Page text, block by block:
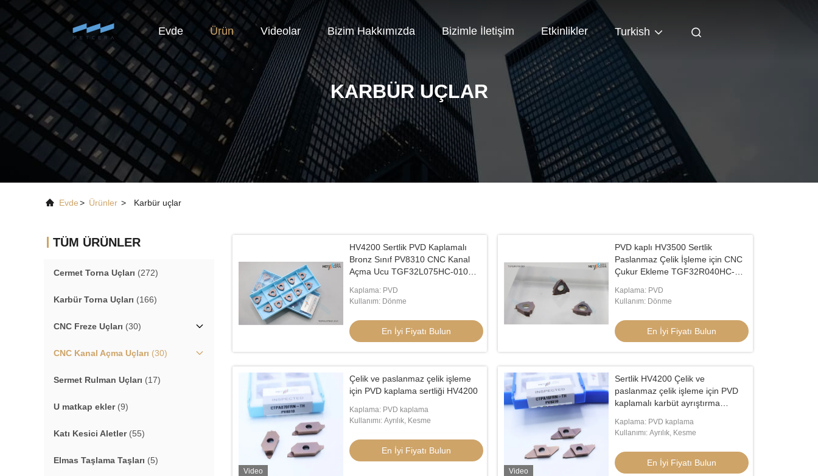
Evde Ürün Videolar Bizim Hakkımızda Bizimle İletişim Etkinlikler Turkish
KARBÜR UÇLAR
Evde> Ürünler > Karbür uçlar
TÜM ÜRÜNLER
Cermet Torna Uçları (272)
Karbür Torna Uçları (166)
CNC Freze Uçları (30)
CNC Kanal Açma Uçları (30)
Sermet Rulman Uçları (17)
U matkap ekler(9)
Katı Kesici Aletler(55)
Elmas Taşlama Taşları (5)
HV4200 Sertlik PVD Kaplamalı
Bronz Sınıf PV8310 CNC Kanal
Açma Ucu TGF32L075HC-010
Kaplama: PVD
Kullanım: Dönme
En İyi Fiyatı Bulun
PVD kaplı HV3500 Sertlik
Paslanmaz Çelik İşleme için CNC
Çukur Ekleme TGF32R040HC-
Kaplama: PVD
Kullanım: Dönme
En İyi Fiyatı Bulun
Video
Çelik ve paslanmaz çelik işleme
için PVD kaplama sertliği HV4200
Kaplama: PVD kaplama
Kullanımı: Ayrılık, Kesme
En İyi Fiyatı Bulun
Video
Sertlik HV4200 Çelik ve
paslanmaz çelik işleme için PVD
kaplamalı karbüt ayrıştırma
CTPA15FRN-TH
Kaplama: PVD kaplama
Kullanımı: Ayrılık, Kesme
En İyi Fiyatı Bulun